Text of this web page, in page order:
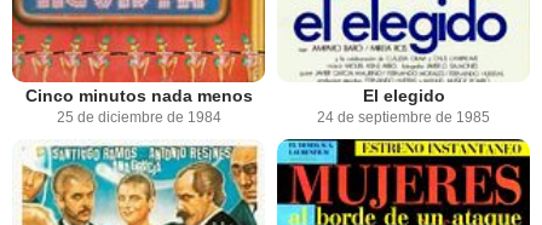
Cinco minutos nada menos
25 de diciembre de 1984
El elegido
24 de septiembre de 1985